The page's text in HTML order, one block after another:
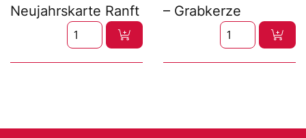
Neujahrskarte Ranft
– Grabkerze